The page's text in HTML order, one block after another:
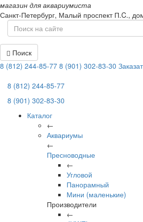
магазин для аквариумиста
Санкт-Петербург, Малый проспект П.C.,
Поиск
8 (812) 244-85-77 8 (901) 302-83-30
8 (812) 244-85-77
8 (901) 302-83-30
Каталог
←
Аквариумы
←
Пресноводные
←
Угловой
Панорамный
Мини (маленькие)
Производители
←